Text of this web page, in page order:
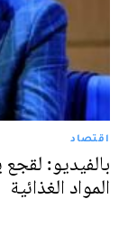
اقتصاد
بالفيديو:
المواد الغذائية